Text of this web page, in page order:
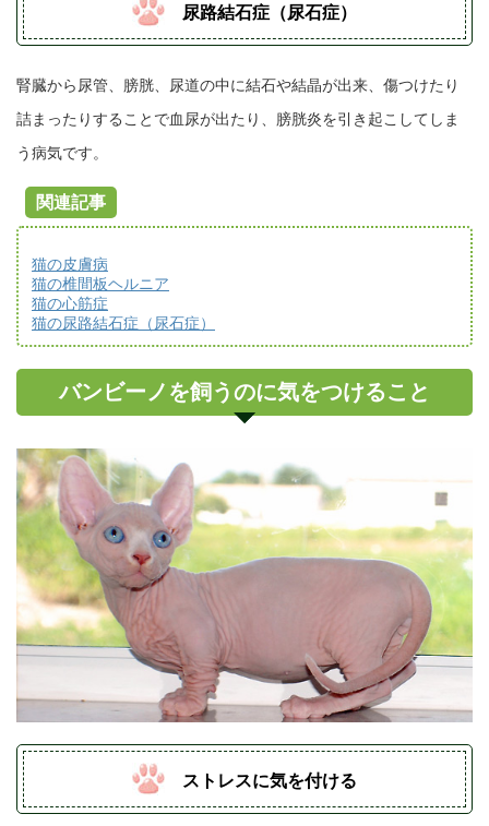
尿路結石症（尿石症）
腎臓から尿管、膀胱、尿道の中に結石や結晶が出来、傷つけたり
詰まったりすることで血尿が出たり、膀胱炎を引き起こしてしま
う病気です。
関連記事
猫の皮膚病
猫の椎間板ヘルニア
猫の心筋症
猫の尿路結石症（尿石症）
バンビーノを飼うのに気をつけること
ストレスに気を付ける